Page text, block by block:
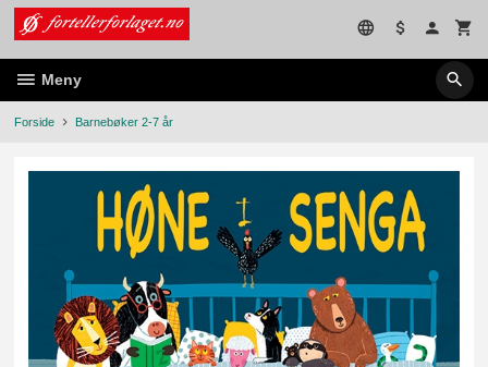
Gå
innholdet
Meny
Forside Barnebøker 2-7 år